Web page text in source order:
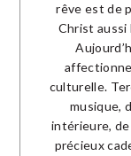
rêve est de
Christ aussi
culturelle.
musique,
intérieure,
précieux